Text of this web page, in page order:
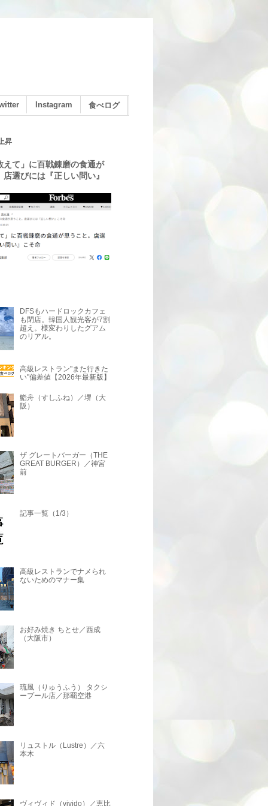
Instagram 食べログ
昇
えて」に百戦錬磨の食通が
選びには『正しい問い』
DFSもハードロックカフェ
も閉店。韓国人観光客が7割
超え。様変わりしたグアム
のリアル。
高級レストラン"また行きた
い"偏差値【2026年最新版】
鮨舟（すしふね）／堺（大
阪）
ザ グレートバーガー（THE
GREAT BURGER）／神宮
前
記事一覧（1/3）
高級レストランでナメられ
ないためのマナー集
お好み焼き ちとせ／西成
（大阪市）
琉風（りゅうふう） タクシ
ープール店／那覇空港
リュストル（Lustre）／六
本木
ヴィヴィド（vivido）／恵比